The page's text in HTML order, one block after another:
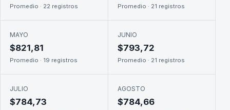
Promedio · 22 registros Promedio · 21 registros
MAYO
$821,81
Promedio · 19 registros
JUNIO
$793,72
Promedio · 21 registros
JULIO
$784,73
AGOSTO
$784,66